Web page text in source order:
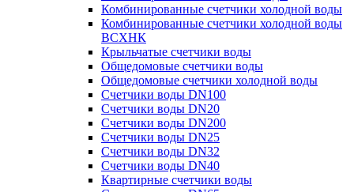
Комбинированные счетчики холодной воды
Комбинированные счетчики холодной воды
ВСХНК
Крыльчатые счетчики воды
Общедомовые счетчики воды
Общедомовые счетчики холодной воды
Счетчики воды DN100
Счетчики воды DN20
Счетчики воды DN200
Счетчики воды DN25
Счетчики воды DN32
Счетчики воды DN40
Квартирные счетчики воды